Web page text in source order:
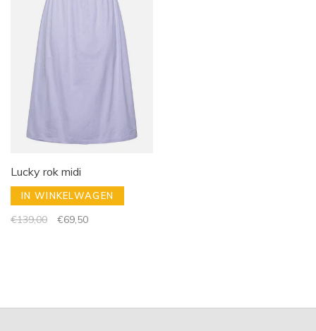
Lucky rok midi
IN WINKELWAGEN
€139,00 €69,50